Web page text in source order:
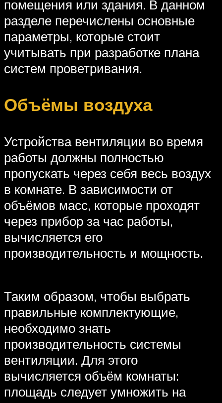
помещения или здания. В данном
разделе перечислены основные
параметры, которые стоит
учитывать при разработке плана
систем проветривания.
Объёмы воздуха
Устройства вентиляции во время
работы должны полностью
пропускать через себя весь воздух
в комнате. В зависимости от
объёмов масс, которые проходят
через прибор за час работы,
вычисляется его
производительность и мощность.
Таким образом, чтобы выбрать
правильные комплектующие,
необходимо знать
производительность системы
вентиляции. Для этого
вычисляется объём комнаты:
площадь следует умножить на